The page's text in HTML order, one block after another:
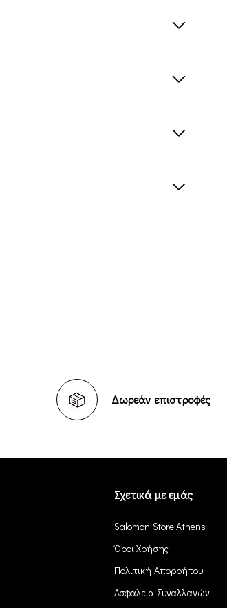
Δωρεάν επιστροφές
Σχετικά με εμάς
Salomon Store Athens
Όροι Χρήσης
Πολιτική Απορρήτου
Ασφάλεια Συναλλαγών